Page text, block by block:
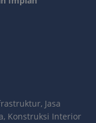
Jasa
Konstruksi Interior